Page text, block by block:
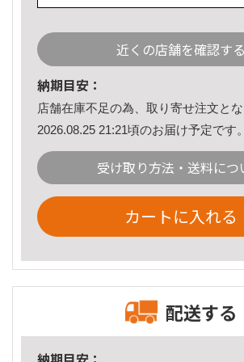
近くの店舗を確認する
納期目安：
店舗在庫不足の為、取り寄せ注文とな
2026.08.25 21:21頃のお届け予定です。
受け取り方法・送料につ
カートに入れる
配送する